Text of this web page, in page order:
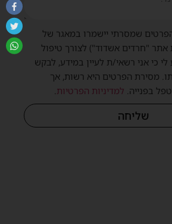
שמסרתי יישמרו במאגר של
"חרדים אשדוד") לצורך טיפול
לי כי אני רשאי/ת לעיין במידע, לבקש
מסירת הפרטים היא רשות, אך
בפנייה. למדיניות הפרטיות.
שליחה